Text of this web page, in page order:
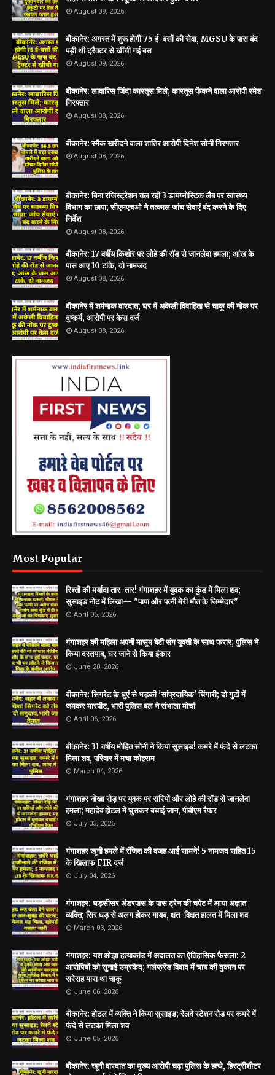
August 09, 2026
बीकानेर: अगस्त में शुरू होगी 75 ई-बसों की सेवा, MGSU के पास बंद
पड़ी थी ट्रैक्टर से खींची गई बस
August 09, 2026
बीकानेर: लावारिस जिंदा कारतूस मिले; कारतूस फेंकने वाला आरोपी रमेश
गिरफ्तार
August 08, 2026
बीकानेर: स्मैक खरीदने वाला शातिर आरोपी दिनेश सोनी गिरफ्तार
August 08, 2026
बीकानेर: बिना रजिस्ट्रेशन चल रही 3 डायग्नोस्टिक लैब पर स्वास्थ्य
विभाग का छापा; सीएमएचओ ने तत्काल जांच सेवाएं बंद करने के दिए
निर्देश
August 08, 2026
बीकानेर: 17 वर्षीय किशोर पर लोहे की रॉड से जानलेवा हमला; आंख के
पास आए 10 टांके, दो नामजद
August 08, 2026
बीकानेर में शर्मनाक वारदात; घर में अकेली विवाहिता से चाकू की नोक पर
दुष्कर्म, आरोपी पर केस दर्ज
August 08, 2026
Most Popular
रिश्तों की मर्यादा तार-तार! गंगाशहर में युवक का कुंड में मिला शव;
सुसाइड नोट में लिखा— "पापा और पत्नी मेरी मौत के जिम्मेदार"
April 06, 2026
गंगाशहर की महिला अपनी मासूम बेटी संग युवती के साथ फरार; पुलिस ने
किया दस्तयाब, घर जाने से किया इंकार
June 20, 2026
बीकानेर: सिगरेट के धुएं से भड़की 'सांप्रदायिक' चिंगारी; दो गुटों में
जमकर मारपीट, भारी पुलिस बल ने संभाला मोर्चा
April 06, 2026
बीकानेर: 31 वर्षीय मोहित सोनी ने किया सुसाइड! कमरे में फंदे से लटका
मिला शव, परिवार में मचा कोहराम
March 04, 2026
गंगाशहर नोखा रोड़ पर युवक पर सरियों और लोहे की रॉड से जानलेवा
हमला; महादेव होटल में घुसकर बचाई जान, पीबीएम रैफर
July 03, 2026
गंगाशहर खूनी हमले में रंजिश की वजह आई सामने! 5 नामजद सहित 15
के खिलाफ FIR दर्ज
July 04, 2026
गंगाशहर: घड़सीसर अंडरपास के पास ट्रेन की चपेट में आया अज्ञात
व्यक्ति; सिर धड़ से अलग होकर गायब, क्षत-विक्षत हालत में मिला शव
March 03, 2026
गंगाशहर: यश ओझा हत्याकांड में अदालत का ऐतिहासिक फैसला: 2
आरोपियों को सुनाई उम्रकैद; गर्लफ्रेंड विवाद में चाय की दुकान पर
सरेराह मारा था चाकू
June 06, 2026
बीकानेर: होटल में व्यक्ति ने किया सुसाइड; रेलवे स्टेशन रोड पर कमरे में
फंदे से लटका मिला शव
June 05, 2026
बीकानेर: खूनी वारदात का मुख्य आरोपी चढ़ा पुलिस के हत्थे, हिस्ट्रीशीटर